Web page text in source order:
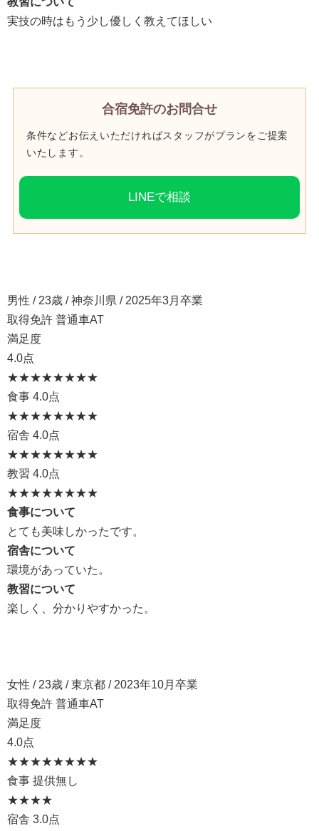
実技の時はもう少し優しく教えてほしい
合宿免許のお問合せ
条件などお伝えいただければスタッフがプランをご提案
いたします。
LINEで相談
男性 / 23歳 / 神奈川県 / 2025年3月卒業
取得免許 普通車AT
満足度
4.0点
★★★★★★★★
食事 4.0点
★★★★★★★★
宿舎 4.0点
★★★★★★★★
教習 4.0点
★★★★★★★★
食事について
とても美味しかったです。
宿舎について
環境があっていた。
教習について
楽しく、分かりやすかった。
女性 / 23歳 / 東京都 / 2023年10月卒業
取得免許 普通車AT
満足度
4.0点
★★★★★★★★
食事 提供無し
★★★★
宿舎 3.0点